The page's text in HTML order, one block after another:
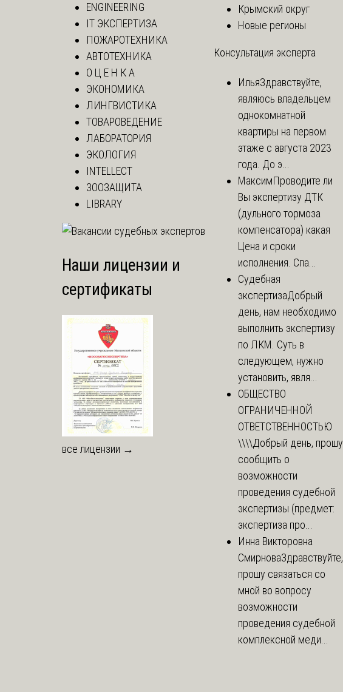
ENGINEERING
IT ЭКСПЕРТИЗА
ПОЖАРОТЕХНИКА
АВТОТЕХНИКА
О Ц Е Н К А
ЭКОНОМИКА
ЛИНГВИСТИКА
ТОВАРОВЕДЕНИЕ
ЛАБОРАТОРИЯ
ЭКОЛОГИЯ
INTELLECT
ЗООЗАЩИТА
LIBRARY
Наши лицензии и
сертификаты
все лицензии →
Крымский округ
Новые регионы
Консультация эксперта
ИльяЗдравствуйте,
являюсь владельцем
однокомнатной
квартиры на первом
этаже с августа 2023
года. До э...
МаксимПроводите ли
Вы экспертизу ДТК
(дульного тормоза
компенсатора) какая
Цена и сроки
исполнения. Спа...
Судебная
экспертизаДобрый
день, нам необходимо
выполнить экспертизу
по ЛКМ. Суть в
следующем, нужно
установить, явля...
ОБЩЕСТВО
ОГРАНИЧЕННОЙ
ОТВЕТСТВЕННОСТЬЮ
\\\\Добрый день, прошу
сообщить о
возможности
проведения судебной
экспертизы (предмет:
экспертиза про...
Инна Викторовна
СмирноваЗдравствуйте,
прошу связаться со
мной во вопросу
возможности
проведения судебной
комплексной меди...